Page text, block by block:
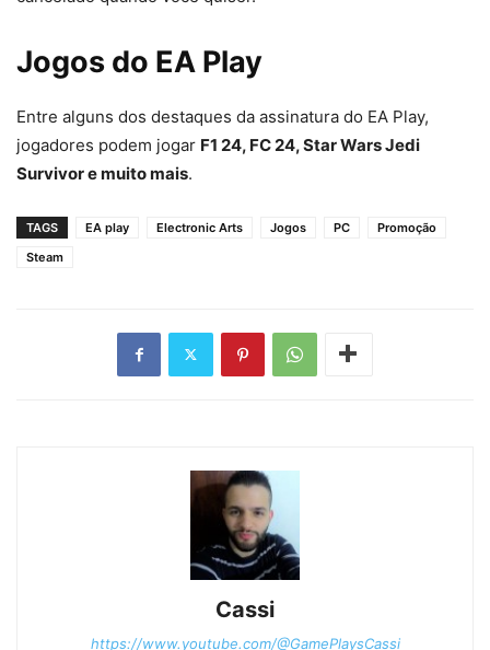
Jogos do EA Play
Entre alguns dos destaques da assinatura do EA Play,
jogadores podem jogar F1 24, FC 24, Star Wars Jedi
Survivor e muito mais.
TAGS EA play Electronic Arts Jogos PC
Promoção
Steam
Cassi
https://www.youtube.com/@GamePlaysCassi